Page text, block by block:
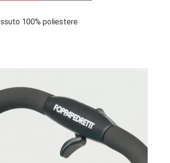
100% poliestere